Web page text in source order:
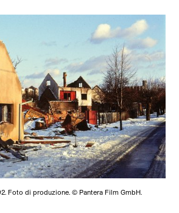
Foto di produzione. © Pantera Film GmbH.